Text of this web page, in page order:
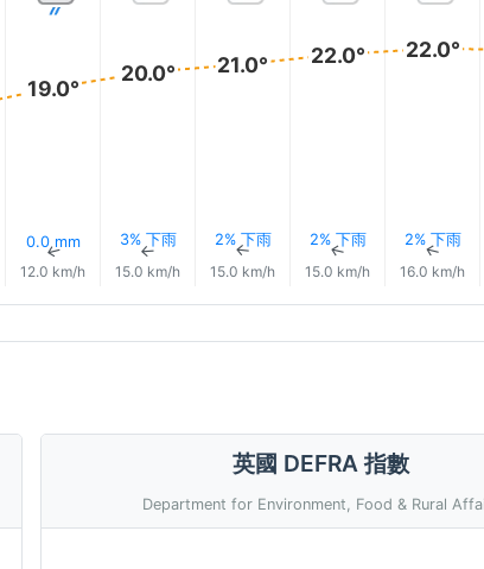
19.0°
0.0 mm
↑
12.0 km/h
20.0°
3% 下雨
↑
15.0 km/h
21.0°
2% 下雨
↑
15.0 km/h
22.0°
2% 下雨
↑
15.0 km/h
22.0°
2% 下雨
↑
16.0 km/h
英國 DEFRA 指數
Department for Environment, Food & Rural